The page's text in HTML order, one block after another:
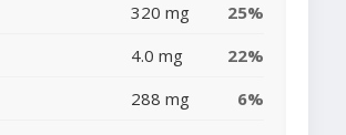
320 mg
25%
4.0 mg
22%
288 mg 6%